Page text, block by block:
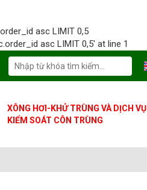
asc LIMIT 0,5
asc LIMIT 0,5' at line 1
XÔNG HƠI-KHỬ TRÙNG VÀ DỊCH VỤ
KIỂM SOÁT CÔN TRÙNG